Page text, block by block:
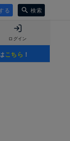
る 検索
ログイン
こちら ！